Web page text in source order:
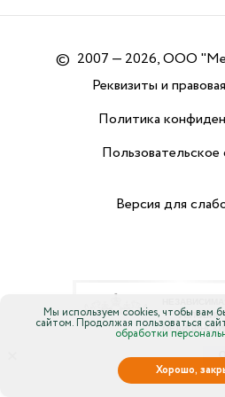
© 2007 — 2026, ООО
Реквизиты и
Политика
Пользовательское
Версия для
Мы используем cookies, чтобы вам
сайтом. Продолжая пользоваться
обработки
Хорошо,